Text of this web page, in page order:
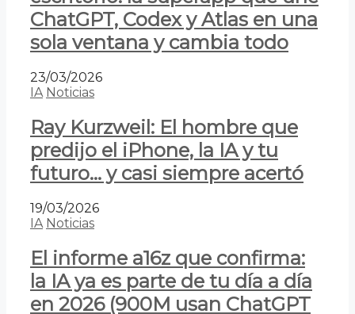
ChatGPT, Codex y Atlas en una
sola ventana y cambia todo
23/03/2026
IA Noticias
Ray Kurzweil: El hombre que
predijo el iPhone, la IA y tu
futuro… y casi siempre acertó
19/03/2026
IA Noticias
El informe a16z que confirma:
la IA ya es parte de tu día a día
en 2026 (900M usan ChatGPT